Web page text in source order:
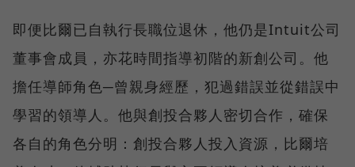
即便比爾已自執行長職位退休，他仍是Intuit公司
董事會成員，亦花時間指導初階的新創公司。他
擔任導師角色─曾親身經歷，犯過錯誤並從錯誤中
學習的領導人。他與創投合夥人密切合作，確保
各自的角色分明：創投合夥人投入資源，比爾培